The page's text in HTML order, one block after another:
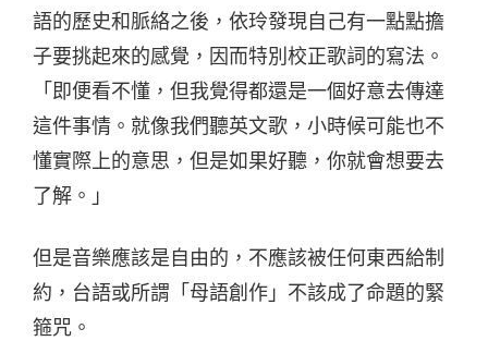
語的歷史和脈絡之後，依玲發現自己有一點點擔
子要挑起來的感覺，因而特別校正歌詞的寫法。
「即便看不懂，但我覺得都還是一個好意去傳達
這件事情。就像我們聽英文歌，小時候可能也不
懂實際上的意思，但是如果好聽，你就會想要去
了解。」
但是音樂應該是自由的，不應該被任何東西給制
約，台語或所謂「母語創作」不該成了命題的緊
箍咒。